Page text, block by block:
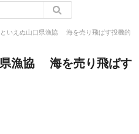
いえぬ山口県漁協 海を売り飛ばす投機的
県漁協 海を売り飛ばす